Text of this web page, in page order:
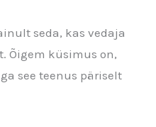
seda, kas vedaja
Õigem küsimus on,
see teenus päriselt